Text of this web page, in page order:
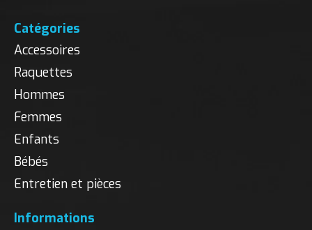
Catégories
Accessoires
Raquettes
Hommes
Femmes
Enfants
Bébés
Entretien et pièces
Informations